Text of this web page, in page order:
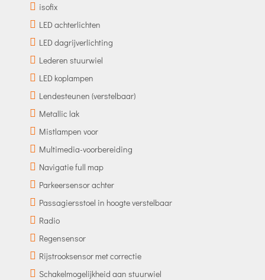
isofix
LED achterlichten
LED dagrijverlichting
Lederen stuurwiel
LED koplampen
Lendesteunen (verstelbaar)
Metallic lak
Mistlampen voor
Multimedia-voorbereiding
Navigatie full map
Parkeersensor achter
Passagiersstoel in hoogte verstelbaar
Radio
Regensensor
Rijstrooksensor met correctie
Schakelmogelijkheid aan stuurwiel